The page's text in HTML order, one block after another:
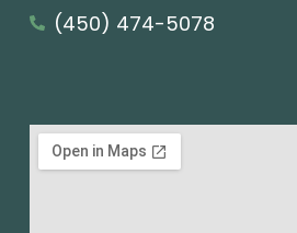
(450) 474-5078